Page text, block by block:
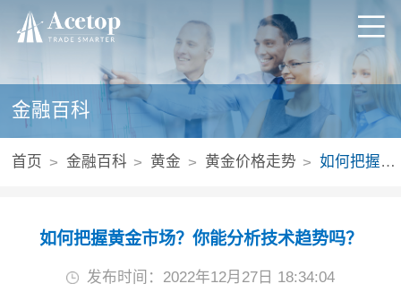
金融百科
首页 金融百科 黄金 黄金价格走势 如何把握黄金市场？你能分析技术趋势吗？
如何把握黄金市场？你能分析技术趋势吗？
发布时间：2022年12月27日 18:34:04